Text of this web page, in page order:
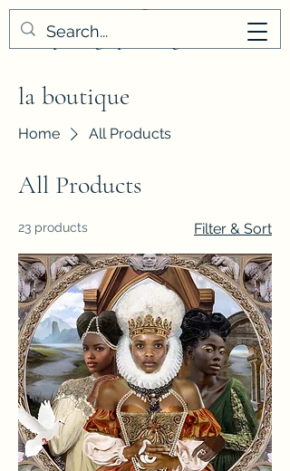
masaphotographies.org
la boutique
Home All Products
All Products
23 products Filter & Sort